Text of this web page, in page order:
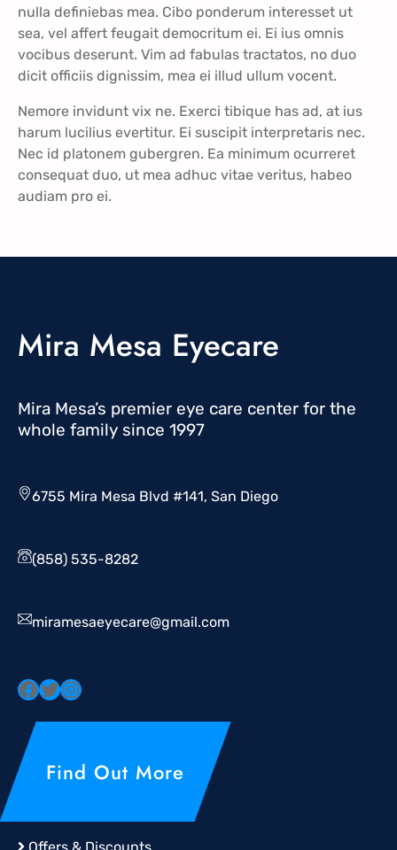
nulla definiebas mea. Cibo ponderum interesset ut
sea, vel affert feugait democritum ei. Ei ius omnis
vocibus deserunt. Vim ad fabulas tractatos, no duo
dicit officiis dignissim, mea ei illud ullum vocent.
Nemore invidunt vix ne. Exerci tibique has ad, at ius
harum lucilius evertitur. Ei suscipit interpretaris nec.
Nec id platonem gubergren. Ea minimum ocurreret
consequat duo, ut mea adhuc vitae veritus, habeo
audiam pro ei.
Mira Mesa Eyecare
Mira Mesa’s premier eye care center for the
whole family since 1997
6755 Mira Mesa Blvd #141, San Diego
(858) 535-8282
miramesaeyecare@gmail.com
Find Out More